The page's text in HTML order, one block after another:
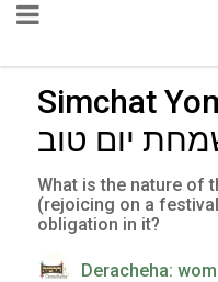
Simchat
יום טוב
What is the nature of
(rejoicing on a
obligation in it?
Deracheha: